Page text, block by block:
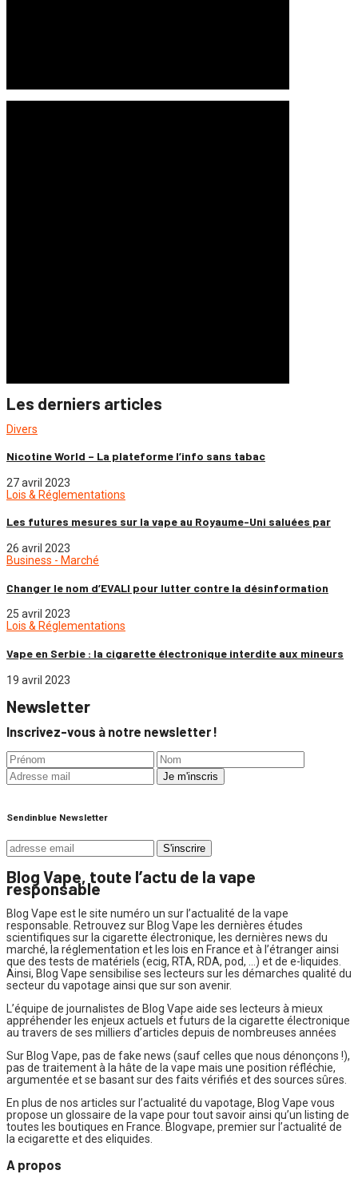
Les derniers articles
Divers
Nicotine World – La plateforme l’info sans tabac
27 avril 2023
Lois & Réglementations
Les futures mesures sur la vape au Royaume-Uni saluées par
26 avril 2023
Business - Marché
Changer le nom d’EVALI pour lutter contre la désinformation
25 avril 2023
Lois & Réglementations
Vape en Serbie : la cigarette électronique interdite aux mineurs
19 avril 2023
Newsletter
Inscrivez-vous à notre newsletter !
Sendinblue Newsletter
Blog Vape, toute l’actu de la vape
responsable
Blog Vape est le site numéro un sur l’actualité de la vape
responsable. Retrouvez sur Blog Vape les dernières études
scientifiques sur la cigarette électronique, les dernières news du
marché, la réglementation et les lois en France et à l’étranger ainsi
que des tests de matériels (ecig, RTA, RDA, pod, …) et de e-liquides.
Ainsi, Blog Vape sensibilise ses lecteurs sur les démarches qualité du
secteur du vapotage ainsi que sur son avenir.
L’équipe de journalistes de Blog Vape aide ses lecteurs à mieux
appréhender les enjeux actuels et futurs de la cigarette électronique
au travers de ses milliers d’articles depuis de nombreuses années
Sur Blog Vape, pas de fake news (sauf celles que nous dénonçons !),
pas de traitement à la hâte de la vape mais une position réfléchie,
argumentée et se basant sur des faits vérifiés et des sources sûres.
En plus de nos articles sur l’actualité du vapotage, Blog Vape vous
propose un glossaire de la vape pour tout savoir ainsi qu’un listing de
toutes les boutiques en France. Blogvape, premier sur l’actualité de
la ecigarette et des eliquides.
A propos